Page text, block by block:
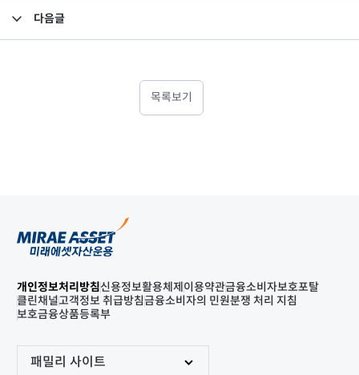
다음글
목록보기
개인정보처리방침신용정보활용체제 이용약관금융소비자보호포탈
클린채널고객정보 취급방침금융소비자의 민원분쟁 처리 지침
보호금융상품등록부
패밀리 사이트